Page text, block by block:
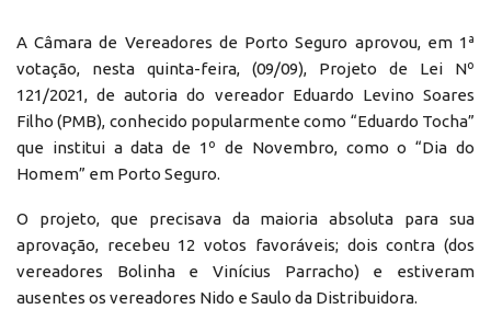
A Câmara de Vereadores de Porto Seguro aprovou, em 1ª
votação, nesta quinta-feira, (09/09), Projeto de Lei Nº
121/2021, de autoria do vereador Eduardo Levino Soares
Filho (PMB), conhecido popularmente como “Eduardo Tocha”
que institui a data de 1º de Novembro, como o “Dia do
Homem” em Porto Seguro.
O projeto, que precisava da maioria absoluta para sua
aprovação, recebeu 12 votos favoráveis; dois contra (dos
vereadores Bolinha e Vinícius Parracho) e estiveram
ausentes os vereadores Nido e Saulo da Distribuidora.